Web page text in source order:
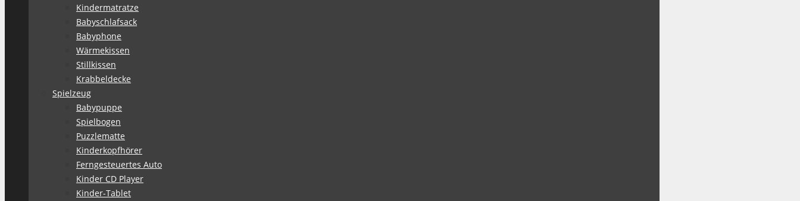
Kindermatratze
Babyschlafsack
Babyphone
Wärmekissen
Stillkissen
Krabbeldecke
Spielzeug
Babypuppe
Spielbogen
Puzzlematte
Kinderkopfhörer
Ferngesteuertes Auto
Kinder CD Player
Kinder-Tablet